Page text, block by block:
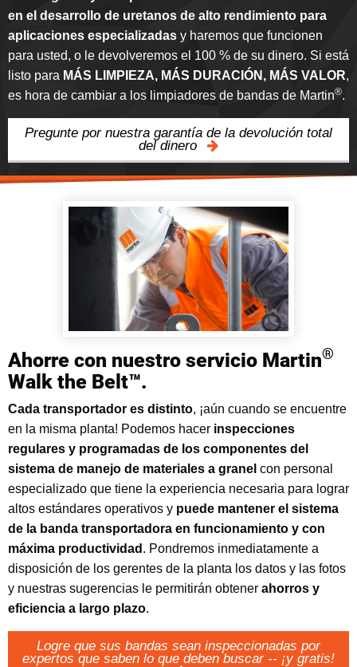
en el desarrollo de uretanos de alto rendimiento para
aplicaciones especializadas y haremos que funcionen
para usted, o le devolveremos el 100 % de su dinero. Si está
listo para MÁS LIMPIEZA, MÁS DURACIÓN, MÁS VALOR,
es hora de cambiar a los limpiadores de bandas de Martin®.
Pregunte por nuestra garantía de la devolución total
del dinero
Ahorre con nuestro servicio Martin®
Walk the Belt™.
Cada transportador es distinto, ¡aún cuando se encuentre
en la misma planta! Podemos hacer inspecciones
regulares y programadas de los componentes del
sistema de manejo de materiales a granel con personal
especializado que tiene la experiencia necesaria para lograr
altos estándares operativos y puede mantener el sistema
de la banda transportadora en funcionamiento y con
máxima productividad . Pondremos inmediatamente a
disposición de los gerentes de la planta los datos y las fotos
y nuestras sugerencias le permitirán obtener ahorros y
eficiencia a largo plazo.
Logre que sus bandas sean inspeccionadas por
expertos que saben lo que deben buscar -- ¡y gratis!